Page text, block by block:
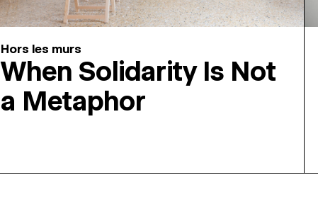
Hors les murs
When Solidarity Is Not
a Metaphor